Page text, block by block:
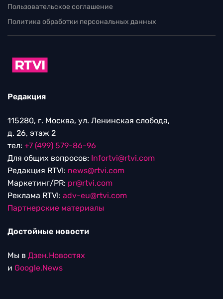
Пользовательское соглашение
Политика обработки персональных данных
Редакция
115280, г. Москва, ул. Ленинская слобода,
д. 26, этаж 2
тел: +7 (499) 579-86-96
Для общих вопросов: Infortvi@rtvi.com
Редакция RTVI: news@rtvi.com
Маркетинг/PR: pr@rtvi.com
Реклама RTVI: adv-eu@rtvi.com
Партнерские материалы
Достойные новости
Мы в Дзен.Новостях
и Google.News